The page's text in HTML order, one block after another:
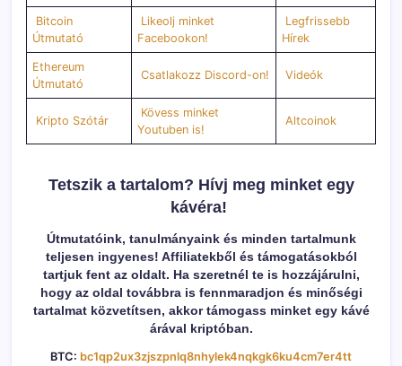
Bitcoin
Útmutató
Likeolj minket
Facebookon!
Legfrissebb
Hírek
Ethereum
Útmutató
Csatlakozz Discord-on! Videók
Kripto Szótár
Kövess minket
Youtuben is!
Altcoinok
Tetszik a tartalom? Hívj meg minket egy
kávéra!
Útmutatóink, tanulmányaink és minden tartalmunk
teljesen ingyenes! Affiliatekből és támogatásokból
tartjuk fent az oldalt. Ha szeretnél te is hozzájárulni,
hogy az oldal továbbra is fennmaradjon és minőségi
tartalmat közvetítsen, akkor támogass minket egy kávé
árával kriptóban.
BTC: bc1qp2ux3zjszpnlq8nhylek4nqkgk6ku4cm7er4tt